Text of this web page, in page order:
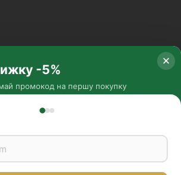
✕
-5%
промокод на першу покупку